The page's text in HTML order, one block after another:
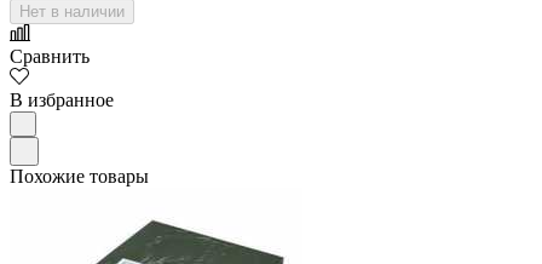
Нет в наличии
Сравнить
В избранное
Похожие товары